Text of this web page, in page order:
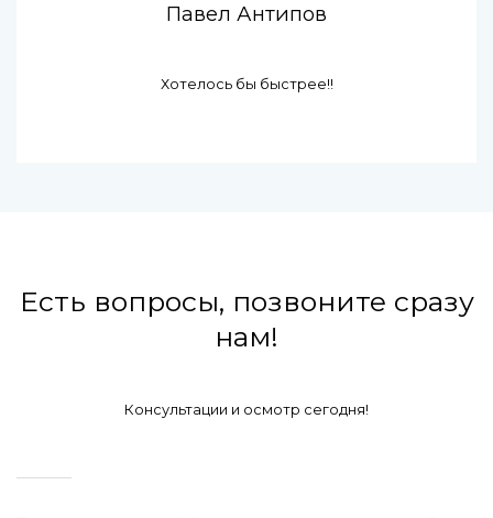
Павел Антипов
Хотелось бы быстрее!!
Есть вопросы, позвоните сразу
нам!
Консультации и осмотр сегодня!